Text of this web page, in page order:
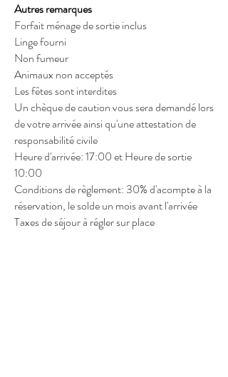
Autres remarques
Forfait ménage de sortie inclus​
Linge fourni
Non fumeur
Animaux non acceptés
Les fêtes sont interdites
Un chèque de caution vous sera demandé lors
de votre arrivée ainsi qu'une attestation de
responsabilité civile
Heure d'arrivée: 17:00 et Heure de sortie
10:00
Conditions de règlement: 30% d'acompte à la
réservation, le solde un mois avant l'arrivée
Taxes de séjour à régler sur place